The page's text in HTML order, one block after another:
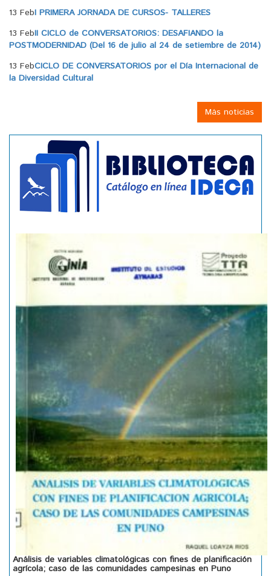
13 FebI PRIMERA JORNADA DE CURSOS- TALLERES
13 FebII CICLO de CONVERSATORIOS: DESAFIANDO la
POSTMODERNIDAD (Del 16 de julio al 24 de setiembre de 2014)
13 FebCICLO DE CONVERSATORIOS por el Día Internacional de
la Diversidad Cultural
Más noticias
Análisis de variables climatológicas con fines de planificación
agrícola; caso de las comunidades campesinas en Puno